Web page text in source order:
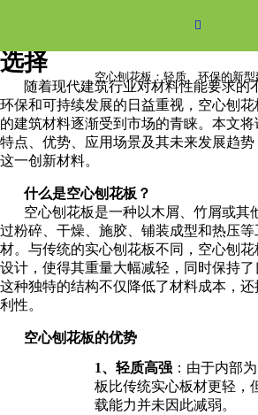

空心刨花板：轻质、环保的新
空心刨花板：轻质、环
选择
随着现代建筑行业对材料性能要求的
环保和可持续发展的日益重视，空心刨
的建筑材料逐渐受到市场的青睐。本文
特点、优势、应用场景及其未来发展趋
这一创新材料。
什么是空心刨花板？
空心刨花板是一种以木屑、竹屑或其
过粉碎、干燥、施胶、铺装成型和热压
材。与传统的实心刨花板不同，空心刨
设计，使得其重量大幅减轻，同时保持了
这种独特的结构不仅降低了材料成本，
利性。
空心刨花板的优势
1、轻质高强 ：由于内部
板比传统实心板材更轻，
载能力并未因此减弱。